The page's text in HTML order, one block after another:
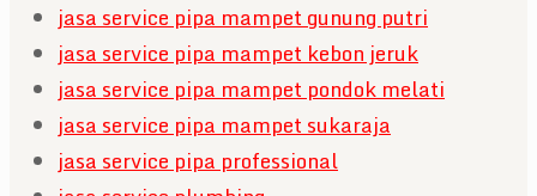
jasa service pipa mampet gunung putri
jasa service pipa mampet kebon jeruk
jasa service pipa mampet pondok melati
jasa service pipa mampet sukaraja
jasa service pipa professional